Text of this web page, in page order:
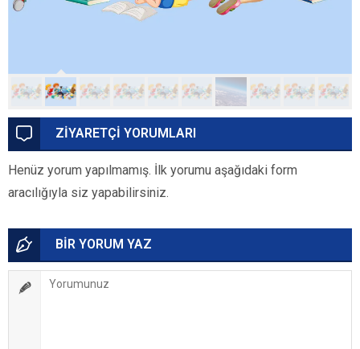
ZİYARETÇİ YORUMLARI
Henüz yorum yapılmamış. İlk yorumu aşağıdaki form
aracılığıyla siz yapabilirsiniz.
BİR YORUM YAZ